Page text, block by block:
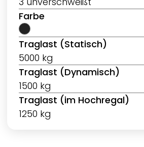
Farbe
Traglast (Statisch)
5000 kg
Traglast (Dynamisch)
1500 kg
Traglast (im Hochregal)
1250 kg